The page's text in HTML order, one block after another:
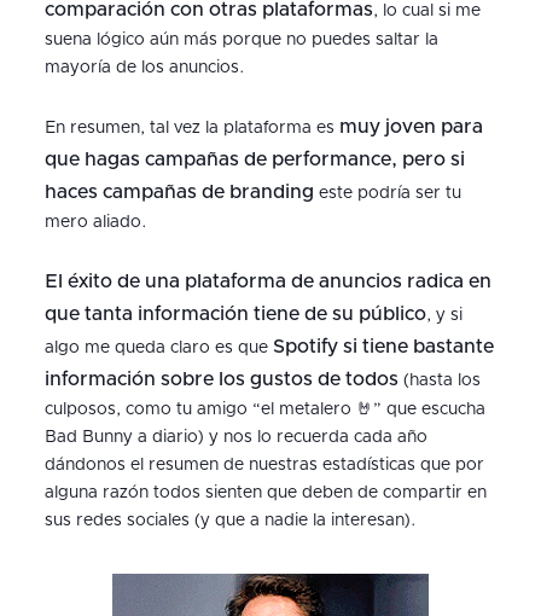
comparación con otras plataformas, lo cual si me
suena lógico aún más porque no puedes saltar la
mayoría de los anuncios.
En resumen, tal vez la plataforma es muy joven para
que hagas campañas de performance, pero si
haces campañas de branding este podría ser tu
mero aliado.
El éxito de una plataforma de anuncios radica en
que tanta información tiene de su público, y si
algo me queda claro es que Spotify si tiene bastante
información sobre los gustos de todos (hasta los
culposos, como tu amigo “el metalero 🤘” que escucha
Bad Bunny a diario) y nos lo recuerda cada año
dándonos el resumen de nuestras estadísticas que por
alguna razón todos sienten que deben de compartir en
sus redes sociales (y que a nadie la interesan).